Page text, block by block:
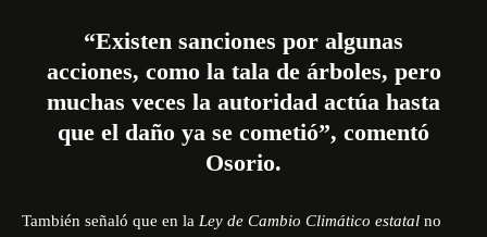
“Existen sanciones por algunas
acciones, como la tala de árboles, pero
muchas veces la autoridad actúa hasta
que el daño ya se cometió”, comentó
Osorio.
También señaló que en la Ley de Cambio Climático estatal no